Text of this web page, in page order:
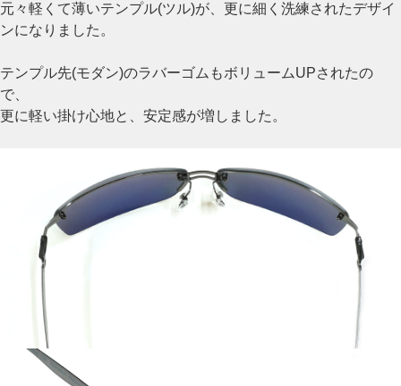
元々軽くて薄いテンプル(ツル)が、更に細く洗練されたデザイ
ンになりました。
テンプル先(モダン)のラバーゴムもボリュームUPされたの
で、
更に軽い掛け心地と、安定感が増しました。